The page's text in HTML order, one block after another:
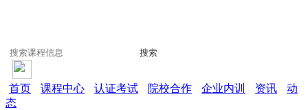
搜索
首页 课程中心 认证考试 院校合作 企业内训 资讯
动
态